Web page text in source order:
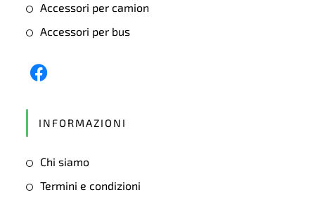
Accessori per camion
Accessori per bus
tab
INFORMAZIONI
Chi siamo
Termini e condizioni